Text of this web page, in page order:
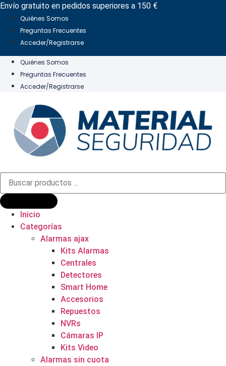
Ir
contenido
Envío gratuito en pedidos superiores a 150 €
Quiénes Somos
Preguntas Frecuentes
Acceder/Registrarse
Quiénes Somos
Preguntas Frecuentes
Acceder/Registrarse
Búsqueda
productos
Inicio
Categorías
Alarmas ajax
Kits Alarmas
Centrales
Detectores
Smart Home
Accesorios
Repuestos
NVRs
Cámaras IP
Kits Video
Alarmas sin cuota